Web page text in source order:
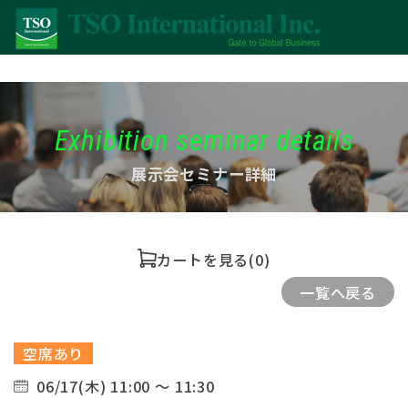
Exhibition seminar details
展示会セミナー詳細
カートを見る(0)
一覧へ戻る
空席あり
06/17(木) 11:00 ～ 11:30